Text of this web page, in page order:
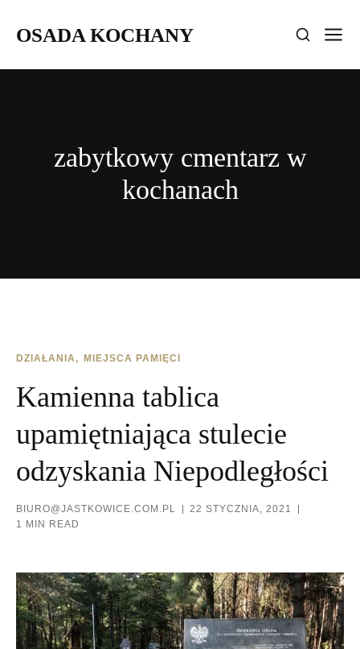
OSADA KOCHANY
zabytkowy cmentarz w
kochanach
DZIAŁANIA MIEJSCA PAMIĘCI
Kamienna tablica
upamiętniająca stulecie
odzyskania Niepodległości
BIURO@JASTKOWICE.COM.PL
22 STYCZNIA, 2021
1 MIN READ